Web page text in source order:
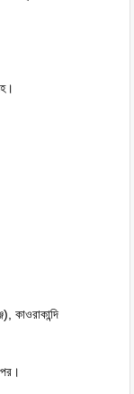
কাওরাকান্দি